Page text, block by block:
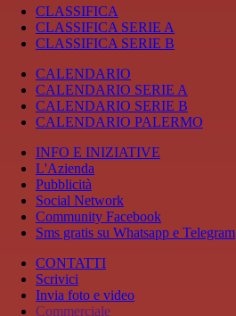
CLASSIFICA
CLASSIFICA SERIE A
CLASSIFICA SERIE B
CALENDARIO
CALENDARIO SERIE A
CALENDARIO SERIE B
CALENDARIO PALERMO
INFO E INIZIATIVE
L'Azienda
Pubblicità
Social Network
Community Facebook
Sms gratis su Whatsapp e Telegram
CONTATTI
Scrivici
Invia foto e video
Commerciale